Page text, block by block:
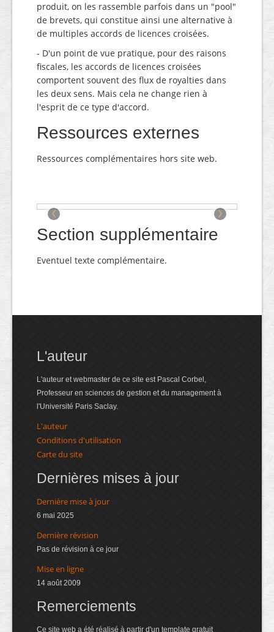
produit, on les rassemble parfois dans un "pool"
de brevets, qui constitue ainsi une alternative à
de multiples accords de licences croisées.
- D'un point de vue pratique, pour des raisons
fiscales, les accords de licences croisées
comportent souvent des flux de royalties dans
les deux sens. Mais cela ne change rien à
l'esprit de ce type d'accord.
Ressources externes
Ressources complémentaires hors site web.
‹ ›
Section supplémentaire
Eventuel texte complémentaire.
L'auteur
L'auteur et webmaster de ce site est Pascal Corbel,
Professeur en sciences de gestion et du management à
l'Université Paris Saclay.
L'auteur
Conditions d'utilisation
Carte du site
Dernières mises à jour
Dernière mise à jour
6 mai 2025
Dernière révision
Pas de révision à ce jour
Mise en ligne
14 août 2009
Remerciements
Ce site web a été réalisé à partir d'un template gratuit